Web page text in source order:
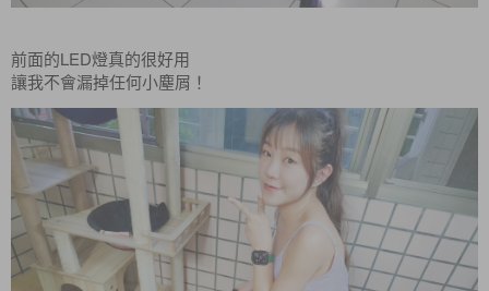
前面的LED燈真的很好用
讓我不會漏掉任何小塵屑！